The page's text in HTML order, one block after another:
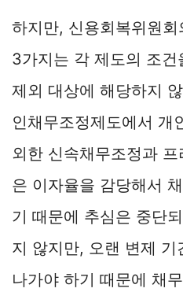
하지만, 신용회복위원
3가지는 각 제도의 조
제외 대상에 해당하지
인채무조정제도에서 개
외한 신속채무조정과
은 이자율을 감당해서
기 때문에 추심은 중단
지 않지만, 오랜 변제 기
나가야 하기 때문에 채